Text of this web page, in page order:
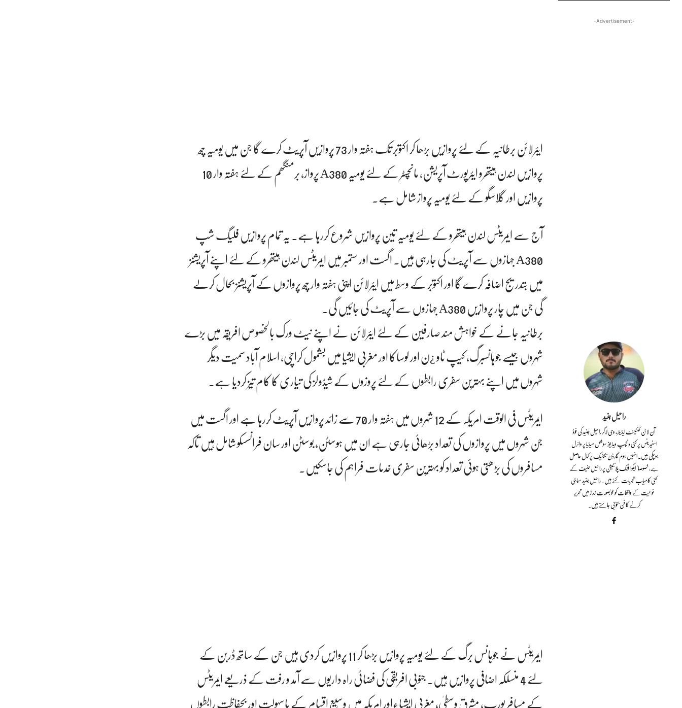
ایئرلائن برطانیہ کے لئے پروازیں بڑھا کر اکتوبر تک ہفتہ وار 73 پروازیں آپریٹ کرے گا جن میں یومیہ چھ
پروازیں لندن ہیتھرو ایئرپورٹ آپریشن، مانچسٹر کے لئے یومیہ A380 پرواز، برمنگھم کے لئے ہفتہ وار 10
پروازیں اور گلاسگو کے لئے یومیہ پرواز شامل ہے۔
آج سے ایمریٹس لندن ہیتھرو کے لئے یومیہ تین پروازیں شروع کررہا ہے۔ یہ تمام پروازیں فلیگ شپ
A380 جہازوں سے آپریٹ کی جارہی ہیں۔ اگست اور ستمبر میں ایمریٹس لندن ہیتھرو کے لئے اپنے آپریشنز
میں بتدریج اضافہ کرے گا اور اکتوبر کے وسط میں ایئرلائن اپنی ہفتہ وار چھ پروازوں کے آپریشنز بحال کرلے
گی جن میں چار پروازیں A380 جہازوں سے آپریٹ کی جائیں گی۔
برطانیہ جانے کے خواہش مند صارفین کے لئے ایئرلائن نے اپنے نیٹ ورک بالخصوص افریقہ میں بڑے
شہروں جیسے جوہانسبرگ، کیپ ٹاو ¿ن اور لوساکا اور مغربی ایشیا میں بشمول کراچی، اسلام آباد سمیت دیگر
شہروں میں اپنے بہترین سفری رابطوں کے لئے پروزوں کے شیڈولز کی تیاری کا کام تیز کردیا ہے۔
ایمریٹس فی الوقت امریکہ کے 12 شہروں میں ہفتہ وار 70 سے زائد پروازیں آپریٹ کررہا ہے اور اگست میں
جن شہروں میں پروازوں کی تعداد بڑھائی جارہی ہے ان میں ہوسٹن، بوسٹن اور سان فرانسسکو شامل ہیں تاکہ
مسافروں کی بڑھتی ہوئی تعداد کو بہترین سفری خدمات فراہم کی جاسکیں۔
ایمریٹس نے جوہانس برگ کے لئے یومیہ پروازیں بڑھا کر 11 پروازیں کردی ہیں جن کے ساتھ ڈربن کے
لئے 4 منسلکہ اضافی پروازیں ہیں۔ جنوبی افریقی کی فضائی راہ داریوں سے آمد و رفت کے ذریعے ایمریٹس
-Advertisement-
راحیل جنید
آن لائن کنٹینٹ ایڈیٹر، وی لاگر راحیل جنید کی فوڈ
اسٹیریٹس پر کئی دلچسپ ویڈیوز سوشل میڈیا پر وائرل
ہوچکی ہیں۔ انہیں ہوم گارڈن تکنیک پر کمال حاصل
ہے، خصوصا" ایکوا فونک پلانٹیشن پر راحیل حنیف کے
کئی کامیاب تجربات کئے ہیں۔ راحیل جنید سماجی
نوعیت کے واقعات کو خوبصورت انداز میں تحریر
کرنے کا فن بخوبی جانتے ہیں۔